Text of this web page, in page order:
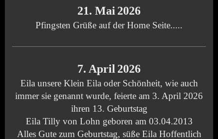
21. Mai 2026
Pfingsten Grüße auf der Home Seite.....
7. April 2026
Eila unsere Klein Eila oder Schönheit, wie auch
immer sie genannt wurde, feierte am 3. April 2026
ihren 13. Geburtstag
Eila Tilly von Lohn geboren am 03.04.2013
Alles Gute zum Geburtstag, süße Eila Hoffentlich